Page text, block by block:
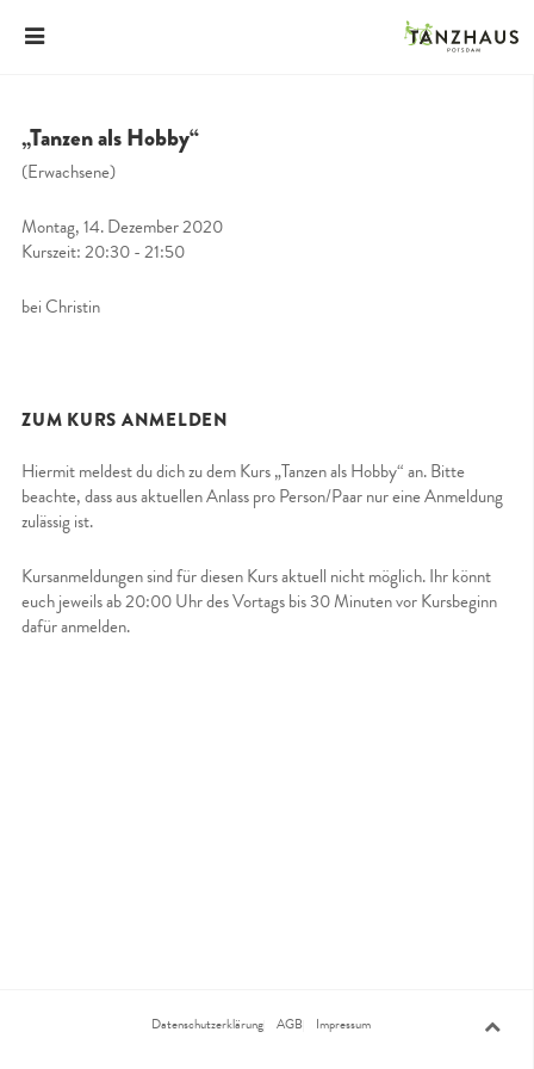
„Tanzen als Hobby“
(Erwachsene)
Montag, 14. Dezember 2020
Kurszeit: 20:30 - 21:50
bei Christin
ZUM KURS ANMELDEN
Hiermit meldest du dich zu dem Kurs „Tanzen als Hobby“ an. Bitte
beachte, dass aus aktuellen Anlass pro Person/Paar nur eine Anmeldung
zulässig ist.
Kursanmeldungen sind für diesen Kurs aktuell nicht möglich. Ihr könnt
euch jeweils ab 20:00 Uhr des Vortags bis 30 Minuten vor Kursbeginn
dafür anmelden.
Datenschutzerklärung AGB Impressum